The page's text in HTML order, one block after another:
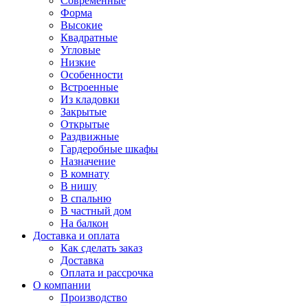
Форма
Высокие
Квадратные
Угловые
Низкие
Особенности
Встроенные
Из кладовки
Закрытые
Открытые
Раздвижные
Гардеробные шкафы
Назначение
В комнату
В нишу
В спальню
В частный дом
На балкон
Доставка и оплата
Как сделать заказ
Доставка
Оплата и рассрочка
О компании
Производство